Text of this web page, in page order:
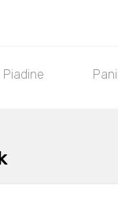
Piadine